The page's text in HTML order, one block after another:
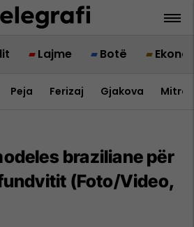
Lajme Botë
Peja Ferizaj Gjakova
braziliane për
(Foto/Video,